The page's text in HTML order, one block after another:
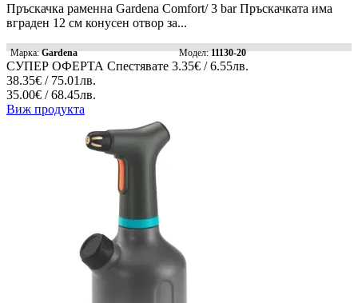
Пръскачка раменна Gardena Comfort/ 3 bar Пръскачката има
вграден 12 см конусен отвор за...
Марка:Gardena Модел:11130-20
СУПЕР ОФЕРТА Спестявате 3.35€ / 6.55лв.
38.35€ / 75.01лв.
35.00€ / 68.45лв.
Виж продукта